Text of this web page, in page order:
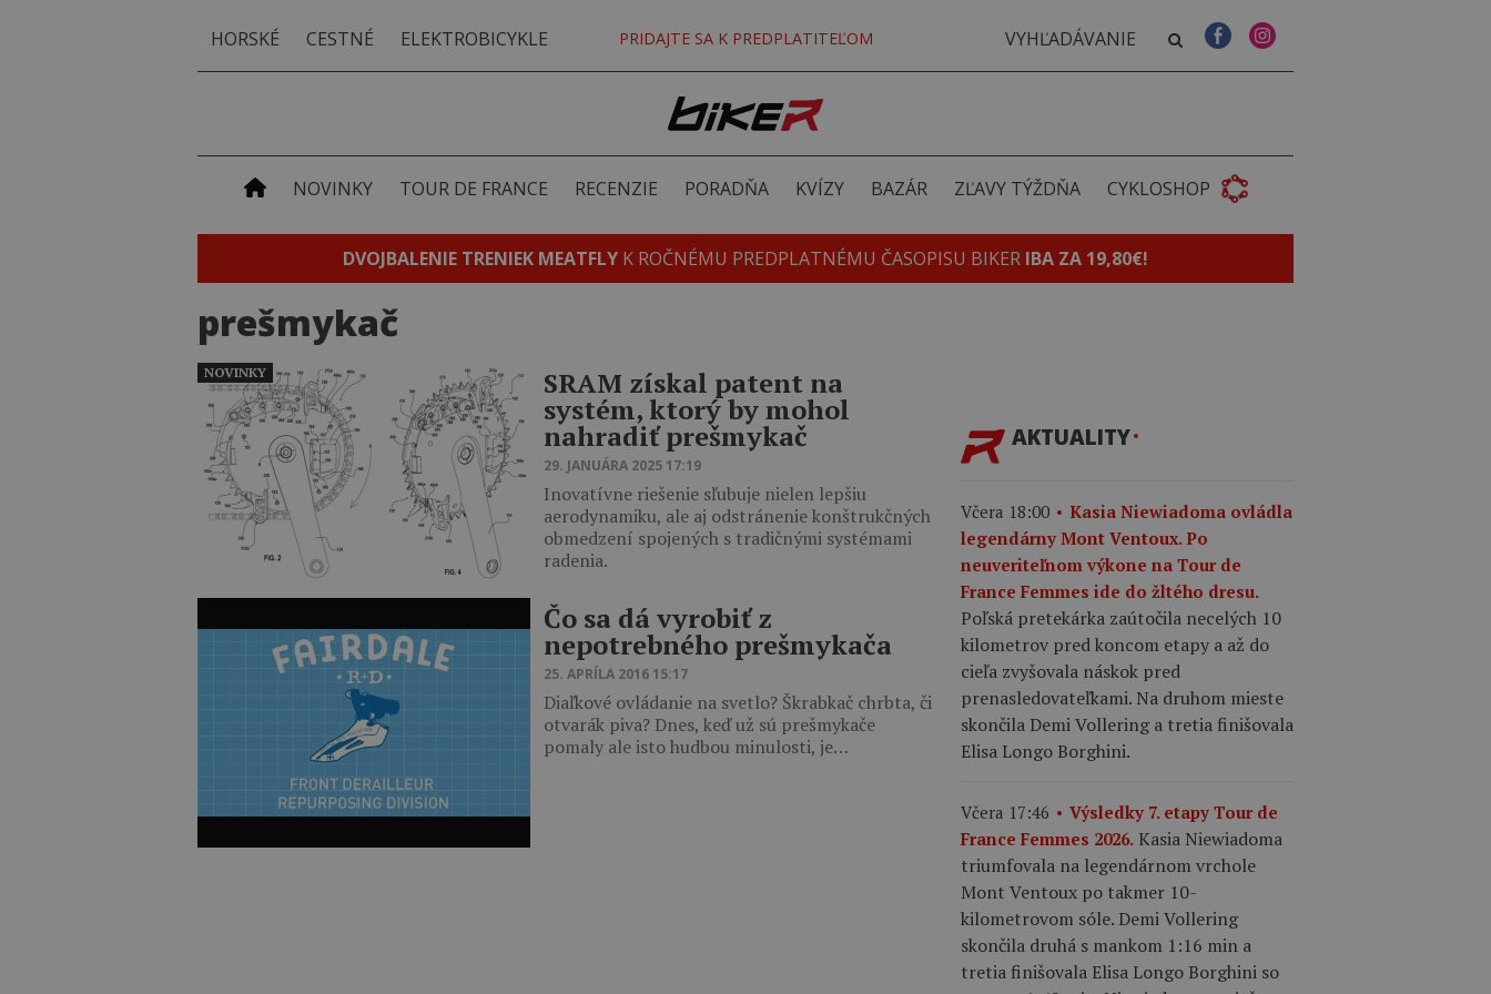
HORSKÉ CESTNÉ ELEKTROBICYKLE PRIDAJTE SA K PREDPLATITEĽOM
NOVINKY TOUR DE FRANCE RECENZIE PORADŇA KVÍZY BAZÁR ZĽAVY TÝŽDŇA CYKLOSHOP
DVOJBALENIE TRENIEK MEATFLY K ROČNÉMU PREDPLATNÉMU ČASOPISU BIKER IBA ZA 19,80€!
prešmykač
SRAM získal patent na
systém, ktorý by mohol
nahradiť prešmykač
29. JANUÁRA 2025 17:19
Inovatívne riešenie sľubuje nielen lepšiu
aerodynamiku, ale aj odstránenie konštrukčných
obmedzení spojených s tradičnými systémami
radenia.
NOVINKY
Čo sa dá vyrobiť z
nepotrebného prešmykača
25. APRÍLA 2016 15:17
Diaľkové ovládanie na svetlo? Škrabkač chrbta, či
otvarák piva? Dnes, keď už sú prešmykače
pomaly ale isto hudbou minulosti, je…
AKTUALITY
Včera 18:00
Kasia Niewiadoma ovládla
legendárny Mont Ventoux. Po
neuveriteľnom výkone na Tour de
France Femmes ide do žltého dresu.
Poľská pretekárka zaútočila necelých 10
kilometrov pred koncom etapy a až do
cieľa zvyšovala náskok pred
prenasledovateľkami. Na druhom mieste
skončila Demi Vollering a tretia finišovala
Elisa Longo Borghini.
Včera 17:46
Výsledky 7. etapy Tour de
France Femmes 2026. Kasia Niewiadoma
triumfovala na legendárnom vrchole
Mont Ventoux po takmer 10-
kilometrovom sóle. Demi Vollering
skončila druhá s mankom 1:16 min a
tretia finišovala Elisa Longo Borghini so